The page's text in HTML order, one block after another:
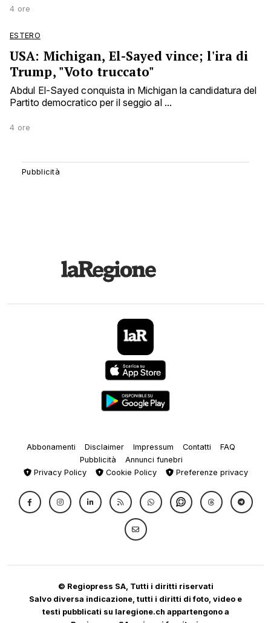
4 ore
ESTERO
USA: Michigan, El-Sayed vince; l'ira di
Trump, "Voto truccato"
Abdul El-Sayed conquista in Michigan la candidatura del
Partito democratico per il seggio al ...
4 ore
Abbonamenti Disclaimer Impressum Contatti
FAQ
Pubblicità
Annunci funebri
Privacy Policy
Cookie Policy Preferenze privacy
© Regiopress SA, Tutti i diritti riservati
Salvo diversa indicazione, tutti i diritti di foto, video e
testi pubblicati su laregione.ch appartengono a